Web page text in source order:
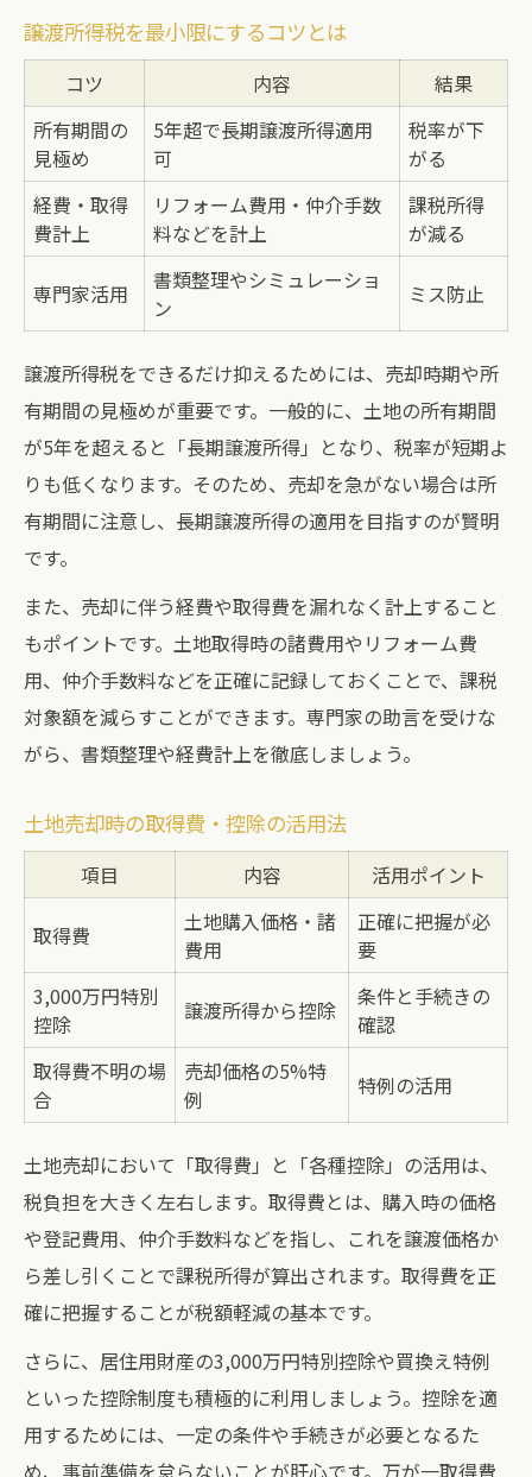
譲渡所得税を最小限にするコツとは
コツ 内容
結果
所有期間の
見極め
5年超で長期譲渡所得適用
可
税率が下
がる
経費・取得
費計上
リフォーム費用・仲介手数
料などを計上
課税所得
が減る
専門家活用
書類整理やシミュレーショ
ン
ミス防止
譲渡所得税をできるだけ抑えるためには、売却時期や所
有期間の見極めが重要です。一般的に、土地の所有期間
が5年を超えると「長期譲渡所得」となり、税率が短期よ
りも低くなります。そのため、売却を急がない場合は所
有期間に注意し、長期譲渡所得の適用を目指すのが賢明
です。
また、売却に伴う経費や取得費を漏れなく計上すること
もポイントです。土地取得時の諸費用やリフォーム費
用、仲介手数料などを正確に記録しておくことで、課税
対象額を減らすことができます。専門家の助言を受けな
がら、書類整理や経費計上を徹底しましょう。
土地売却時の取得費・控除の活用法
項目 内容 活用ポイント
取得費
土地購入価格・諸
費用
正確に把握が必
要
3,000万円特別
控除
譲渡所得から控除
条件と手続きの
確認
取得費不明の場
合
売却価格の5%特
例
特例の活用
土地売却において「取得費」と「各種控除」の活用は、
税負担を大きく左右します。取得費とは、購入時の価格
や登記費用、仲介手数料などを指し、これを譲渡価格か
ら差し引くことで課税所得が算出されます。取得費を正
確に把握することが税額軽減の基本です。
さらに、居住用財産の3,000万円特別控除や買換え特例
といった控除制度も積極的に利用しましょう。控除を適
用するためには、一定の条件や手続きが必要となるた
め、事前準備を怠らないことが肝心です。万が一取得費